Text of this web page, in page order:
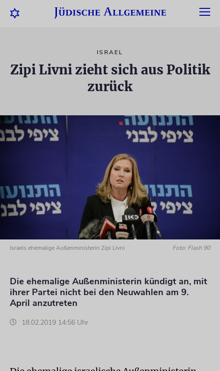
ISRAEL
Zipi Livni zieht sich aus Politik
zurück
Israels ehemalige Außenministerin Zipi Livni Foto: Flash 90
Die ehemalige Außenministerin kündigt an, mit
ihrer Partei nicht bei den Neuwahlen am 9.
April anzutreten
18.02.2019 14:56 Uhr